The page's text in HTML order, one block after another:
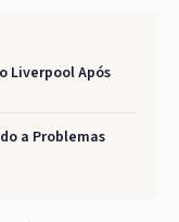
Liverpool Após
a Problemas